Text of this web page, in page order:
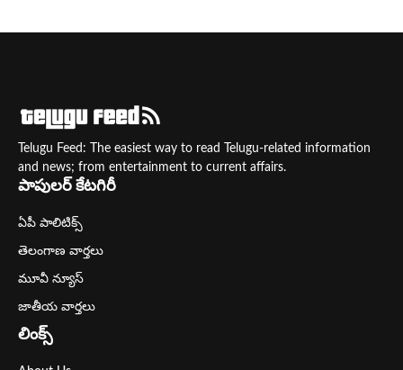
Telugu Feed: The easiest way to read Telugu-related information
and news; from entertainment to current affairs.
పాపులర్ కేటగిరీ
ఏపీ పాలిటిక్స్
తెలంగాణ వార్తలు
మూవీ న్యూస్
జాతీయ వార్తలు
లింక్స్